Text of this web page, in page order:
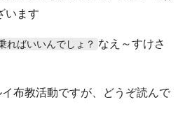
います
ればいいんでしょ？ なえ～すけさ
布教活動ですが、どうぞ読んで